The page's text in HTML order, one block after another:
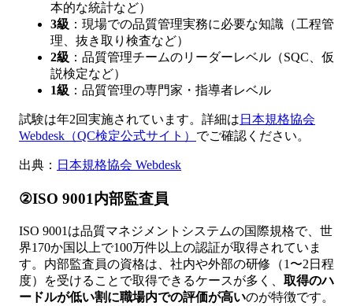
本的な統計など）
3級 ：現場での品質管理実務に必要な知識（工程管
理、抜き取り検査など）
2級 ：品質管理チームのリーダーレベル（SQC、仮
説検定など）
1級 ：品質管理の専門家・指導者レベル
試験は年2回実施されています。詳細は 日本規格協会
Webdesk（QC検定公式サイト） でご確認ください。
出典： 日本規格協会 Webdesk
②ISO 9001内部監査員
ISO 9001は品質マネジメントシステムの国際規格で、世
界170か国以上で100万件以上の認証が取得されていま
す。内部監査員の資格は、社内や外部の研修（1〜2日程
度）を受けることで取得できるケースが多く、 取得のハ
ードルが低い割に職場内での評価が高いのが特徴です。